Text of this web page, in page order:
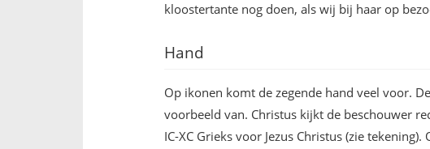
kloostertante nog doen, als wij bij haar op
Hand
Op ikonen komt de zegende hand veel voor.
voorbeeld van. Christus kijkt de beschouwer
IC-XC Grieks voor Jezus Christus (zie